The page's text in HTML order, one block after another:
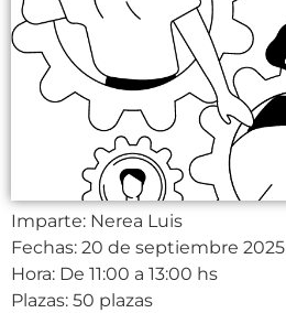
Imparte: Nerea Luis
Fechas: 20 de septiembre 2025
Hora: De 11:00 a 13:00 hs
Plazas: 50 plazas